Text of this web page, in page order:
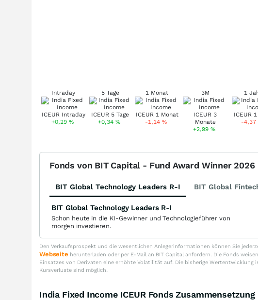
Intraday
+0,29 %
5 Tage
+0,34%
1 Monat
-1,14%
3M
+2,99%
1
-4,37
Fonds von BIT Capital - Fund Award Winner 2026
BIT Global Technology Leaders R-I BIT Global
BIT Global Technology Leaders R-I
Schon heute in die KI-Gewinner und Technologieführer von
morgen investieren.
Den Verkaufsprospekt und die wesentlichen Anlegerinformationen können Sie
Webseite herunterladen oder per E-Mail an BIT Capital anfordern. Die Fonds
Einsatzes von Derivaten eine erhöhte Volatilität auf. Die bisherige
Kursverluste sind möglich.
India Fixed Income ICEUR Fonds Zusammensetzung